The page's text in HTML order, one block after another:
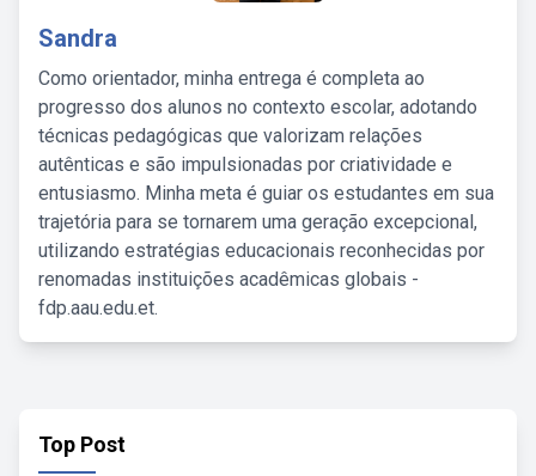
Sandra
Como orientador, minha entrega é completa ao
progresso dos alunos no contexto escolar, adotando
técnicas pedagógicas que valorizam relações
autênticas e são impulsionadas por criatividade e
entusiasmo. Minha meta é guiar os estudantes em sua
trajetória para se tornarem uma geração excepcional,
utilizando estratégias educacionais reconhecidas por
renomadas instituições acadêmicas globais -
fdp.aau.edu.et.
Top Post